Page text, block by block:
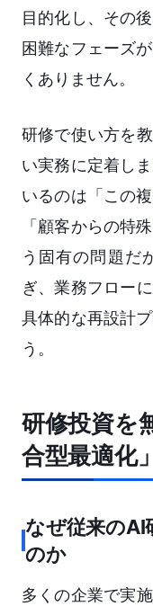
目的化し、その
困難なフェーズ
くありません。
研修で使い方を
い実務に定着し
いるのは「この
「顧客からの特
う固有の問題だ
ぎ、業務フロー
具体的な再設計
う。
研修投資を
合型最適化
なぜ従来のAI
のか
多くの企業で実